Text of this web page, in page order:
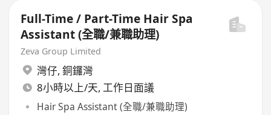
Full-Time / Part-Time Hair Spa
Assistant (全職/兼職助理)
Zeva Group Limited
灣仔, 銅鑼灣
8小時以上/天, 工作日面議
Hair Spa Assistant (全職/兼職助理)